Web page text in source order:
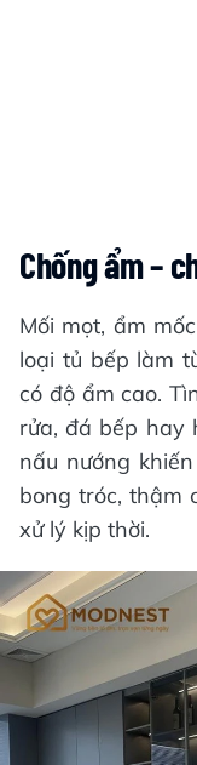
Chống ẩm –
Mối mọt, ẩm
loại tủ bếp làm
có độ ẩm cao.
rửa, đá bếp hay
nấu nướng
bong tróc, thậm
xử lý kịp thời.